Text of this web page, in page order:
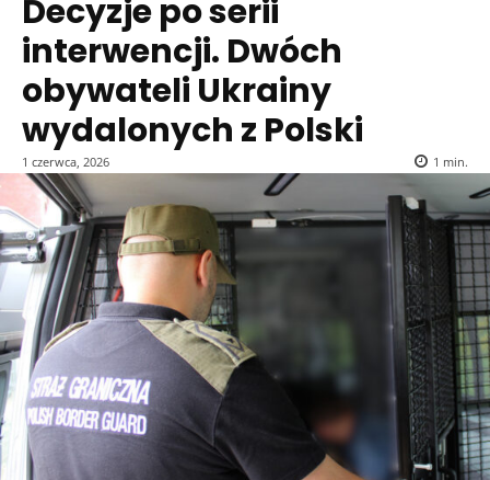
Decyzje po serii
interwencji. Dwóch
obywateli Ukrainy
wydalonych z Polski
1 czerwca, 2026 1 min.